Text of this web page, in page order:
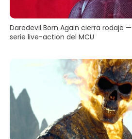
Daredevil Born Again cierra rodaje
serie live-action del MCU